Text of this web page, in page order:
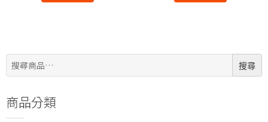
搜
尋:
搜尋
商品分類